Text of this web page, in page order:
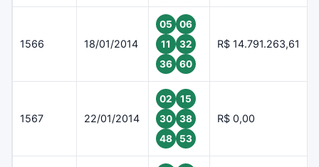
1566 18/01/2014
05
06
11
32
36
60
R$ 14.791.263,61
1567 22/01/2014
02
15
30
38
48
53
R$ 0,00